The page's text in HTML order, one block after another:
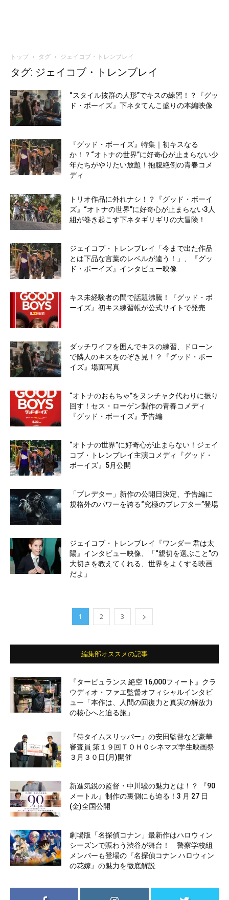
トップ タグ ジェイコブ・トレンブレイ
タグ: ジェイコブ・トレンブレイ
“スタイル抜群の人形”でキスの練習！？『グッ
ド・ボーイズ』下ネタてんこ盛りの本編映像
『グッド・ボーイズ』特集｜初キスなる
か！？“オトナの世界”に好奇心が止まらない少
年たちがやりたい放題！抱腹絶倒の青春コメ
ディ
トリオ作品に外れナシ！？『グッド・ボーイ
ズ』“オトナの世界”に好奇心が止まらない3人
組が巻き起こす下ネタギリギリの大冒険！
ジェイコブ・トレンブレイ「今まで出た作品
とは下品な言葉のレベルが違う！」、『グッ
ド・ボーイズ』インタビュー映像
キス未経験者の間で話題沸騰！『グッド・ボ
ーイズ』初キス練習帳が公式サイトで発売
ダッチワイフを囲んでキスの練習、ドローン
で隣人のキスをのぞき見！？『グッド・ボー
イズ』場面写真
“オトナのおもちゃ”をヌンチャク代わりに振り
回す！セス・ローゲン製作の青春コメディ
『グッド・ボーイズ』予告編
“オトナの世界”に好奇心が止まらない！ジェイ
コブ・トレンブレイ主演コメディ『グッド・
ボーイズ』5月公開
「プレデター」新作の公開日決定、予告編に
規格外のパワーを誇る“究極のプレデター”登場
ジェイコブ・トレンブレイ『ワンダー 君は太
陽』インタビュー映像、「“親切を選ぶこと”の
大切さを教えてくれる、世界をよくする映画
だよ」
1 2 3
編集部オススメの記事
『タービュランス 絶空 16,000フィート』クラ
ウディオ・ファエ監督オフィシャルインタビ
ュー「本作は、人間の回復力と真実の解放力
の核心へと迫る旅」
『侍タイムスリッパー』の安田監督など豪華
審査員 第１９回ＴＯＨＯシネマズ学生映画祭
３月３０日(月)開催
新進気鋭の監督・中川駿の魅力とは！？ 『90
メートル』制作の裏側にも迫る！3 月 27 日
(金)全国公開
劇場版「名探偵コナン」最新作はハロウィン
シーズンで賑わう渋谷が舞台！ 警察学校組
メンバーも登場の『名探偵コナン ハロウィン
の花嫁』の魅力を徹底解説